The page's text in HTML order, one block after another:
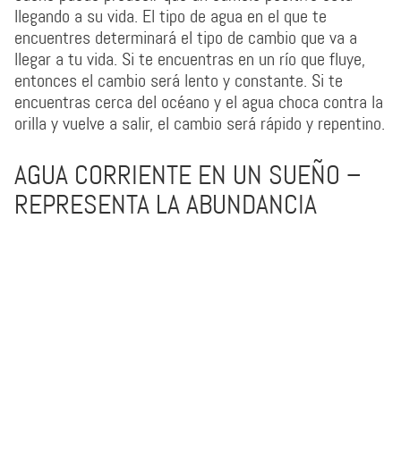
llegando a su vida. El tipo de agua en el que te
encuentres determinará el tipo de cambio que va a
llegar a tu vida. Si te encuentras en un río que fluye,
entonces el cambio será lento y constante. Si te
encuentras cerca del océano y el agua choca contra la
orilla y vuelve a salir, el cambio será rápido y repentino.
AGUA CORRIENTE EN UN SUEÑO –
REPRESENTA LA ABUNDANCIA